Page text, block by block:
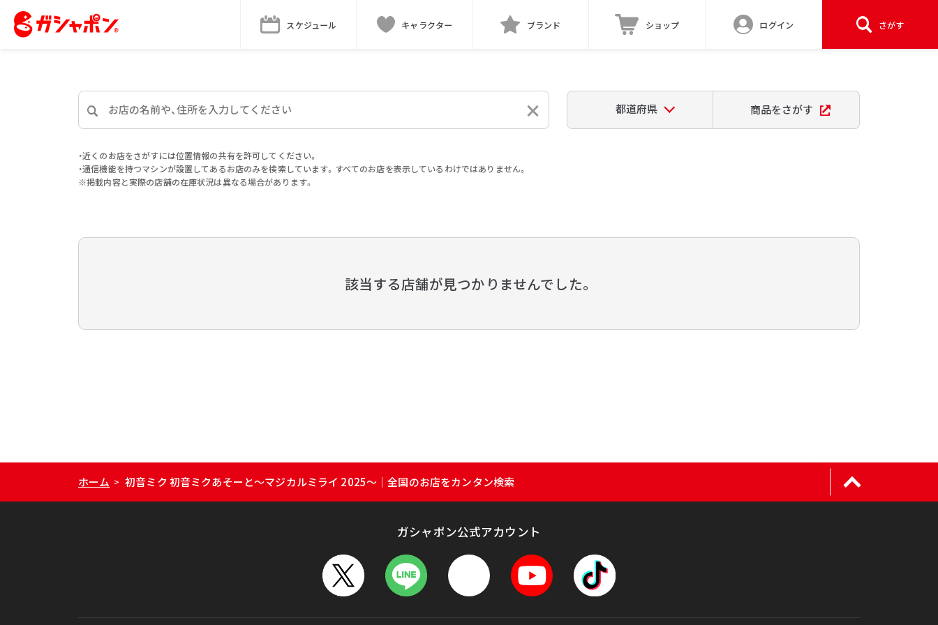
スケジュール キャラクター ブランド ショップ ログイン さがす
都道府県 商品をさがす
・近くのお店をさがすには位置情報の共有を許可してください。
・通信機能を持つマシンが設置してあるお店のみを検索しています。すべてのお店を表示しているわけではありません。
※掲載内容と実際の店舗の在庫状況は異なる場合があります。
該当する店舗が見つかりませんでした。
ホーム > 初音ミク 初音ミクあそーと～マジカルミライ 2025～｜全国のお店をカンタン検索
ガシャポン公式アカウント